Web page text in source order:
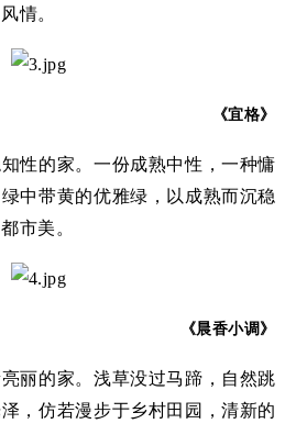
情。
《宜格》
的家。一份成熟中性，一种慵
中带黄的优雅绿，以成熟而沉稳
市美。
《晨香小调》
的家。浅草没过马蹄，自然跳
，仿若漫步于乡村田园，清新的